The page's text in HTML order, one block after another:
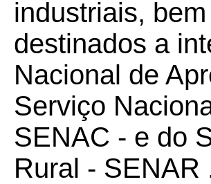
industriais,
destinados a
Nacional de
Serviço
SENAC - e do
Rural - SENAR